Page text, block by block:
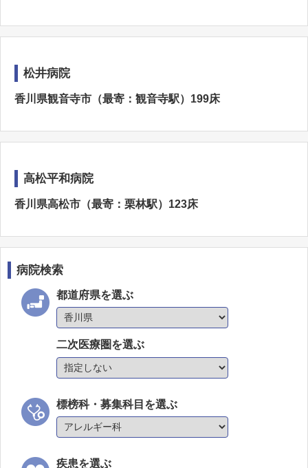
松井病院
香川県観音寺市（最寄：観音寺駅）199床
高松平和病院
香川県高松市（最寄：栗林駅）123床
病院検索
都道府県を選ぶ
二次医療圏を選ぶ
標榜科・募集科目を選ぶ
疾患を選ぶ